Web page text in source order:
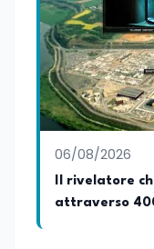
06/08/2026
Il rivelatore
attraverso